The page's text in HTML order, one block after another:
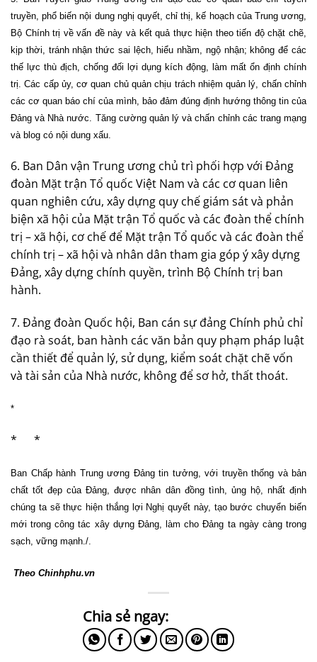
truyền, phổ biến nội dung nghị quyết, chỉ thị, kế hoạch của Trung ương,
Bộ Chính trị về vấn đề này và kết quả thực hiện theo tiến độ chặt chẽ,
kịp thời, tránh nhận thức sai lệch, hiểu nhầm, ngộ nhận; không để các
thế lực thù địch, chống đối lợi dụng kích động, làm mất ổn định chính
trị. Các cấp ủy, cơ quan chủ quản chịu trách nhiệm quản lý, chấn chỉnh
các cơ quan báo chí của mình, bảo đảm đúng định hướng thông tin của
Đảng và Nhà nước. Tăng cường quản lý và chấn chỉnh các trang mạng
và blog có nội dung xấu.
6. Ban Dân vận Trung ương chủ trì phối hợp với Đảng
đoàn Mặt trận Tổ quốc Việt Nam và các cơ quan liên
quan nghiên cứu, xây dựng quy chế giám sát và phản
biện xã hội của Mặt trận Tổ quốc và các đoàn thể chính
trị – xã hội, cơ chế để Mặt trận Tổ quốc và các đoàn thể
chính trị – xã hội và nhân dân tham gia góp ý xây dựng
Đảng, xây dựng chính quyền, trình Bộ Chính trị ban
hành.
7. Đảng đoàn Quốc hội, Ban cán sự đảng Chính phủ chỉ
đạo rà soát, ban hành các văn bản quy phạm pháp luật
cần thiết để quản lý, sử dụng, kiểm soát chặt chẽ vốn
và tài sản của Nhà nước, không để sơ hở, thất thoát.
*
* *
Ban Chấp hành Trung ương Đảng tin tưởng, với truyền thống và bản
chất tốt đẹp của Đảng, được nhân dân đồng tình, ủng hộ, nhất định
chúng ta sẽ thực hiện thắng lợi Nghị quyết này, tạo bước chuyển biến
mới trong công tác xây dựng Đảng, làm cho Đảng ta ngày càng trong
sạch, vững mạnh./.
Theo Chinhphu.vn